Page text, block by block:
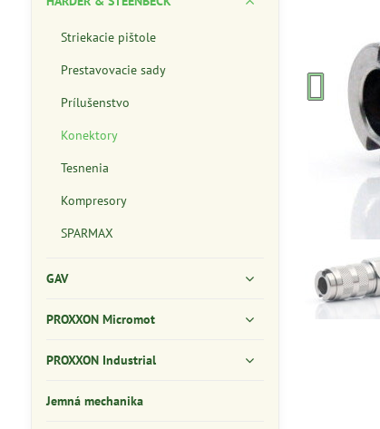
Striekacie pištole
Prestavovacie sady
Prílušenstvo
Konektory
Tesnenia
Kompresory
SPARMAX
GAV
PROXXON Micromot
PROXXON Industrial
Jemná mechanika